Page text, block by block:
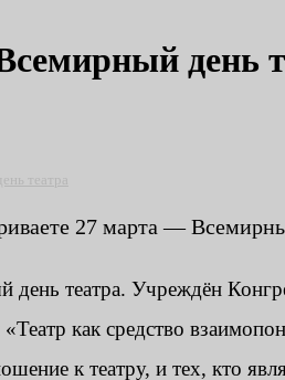
день
театра
день театра. Учреждён
как средство
к театру, и тех, кто